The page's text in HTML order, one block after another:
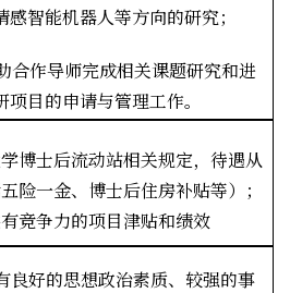
感智能机器人等方向的研究；
合作导师完成相关课题研究和进
项目的申请与管理工作。
博士后流动站相关规定，待遇从
险一金、博士后住房补贴等）；
竞争力的项目津贴和绩效
良好的思想政治素质、较强的事